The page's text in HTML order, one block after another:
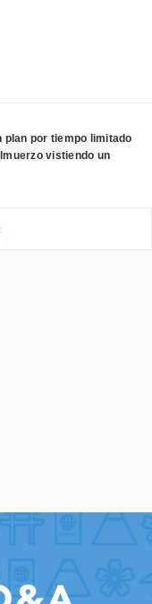
plan por tiempo limitado
vistiendo un